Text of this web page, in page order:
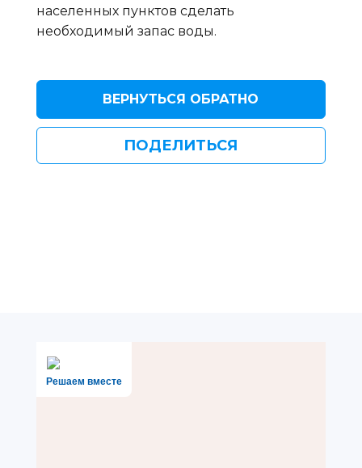
населенных пунктов сделать
необходимый запас воды.
ВЕРНУТЬСЯ ОБРАТНО
ПОДЕЛИТЬСЯ
Решаем вместе